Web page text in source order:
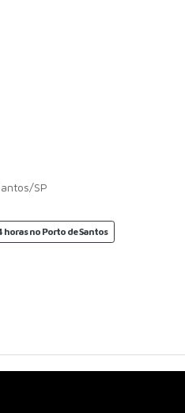
SP
horas no Porto de Santos